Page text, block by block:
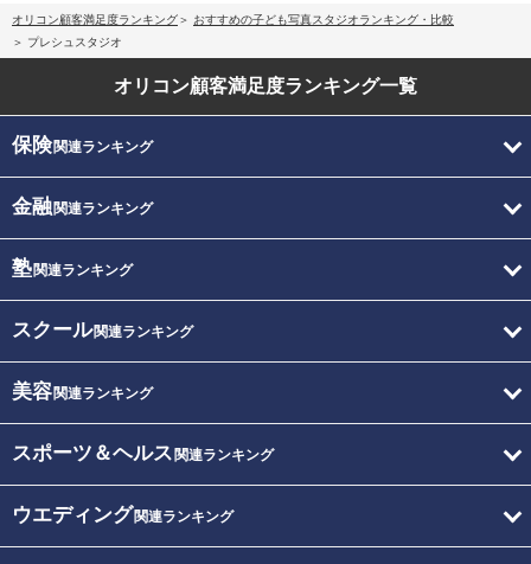
オリコン顧客満足度ランキング
おすすめの子ども写真スタジオランキング・比較
プレシュスタジオ
オリコン顧客満足度ランキング一覧
保険関連ランキング
金融関連ランキング
塾関連ランキング
スクール関連ランキング
美容関連ランキング
スポーツ＆ヘルス 関連ランキング
ウエディング関連ランキング